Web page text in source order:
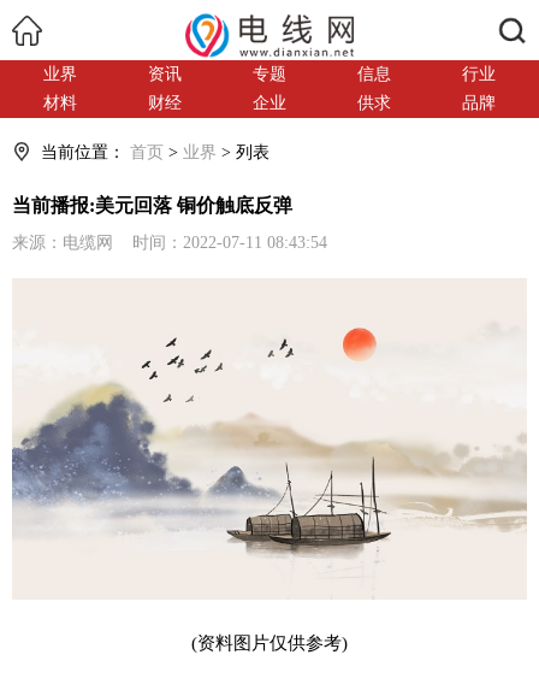
业界 资讯 专题 信息
行业
材料
财经 企业 供求 品牌
当前位置： 首页 > 业界 > 列表
当前播报:美元回落 铜价触底反弹
来源：电缆网 时间：2022-07-11 08:43:54
(资料图片仅供参考)